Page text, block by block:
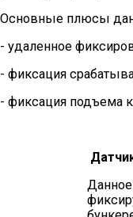
Основные плюсы
- удаленное
- фиксация
- фиксация подъема